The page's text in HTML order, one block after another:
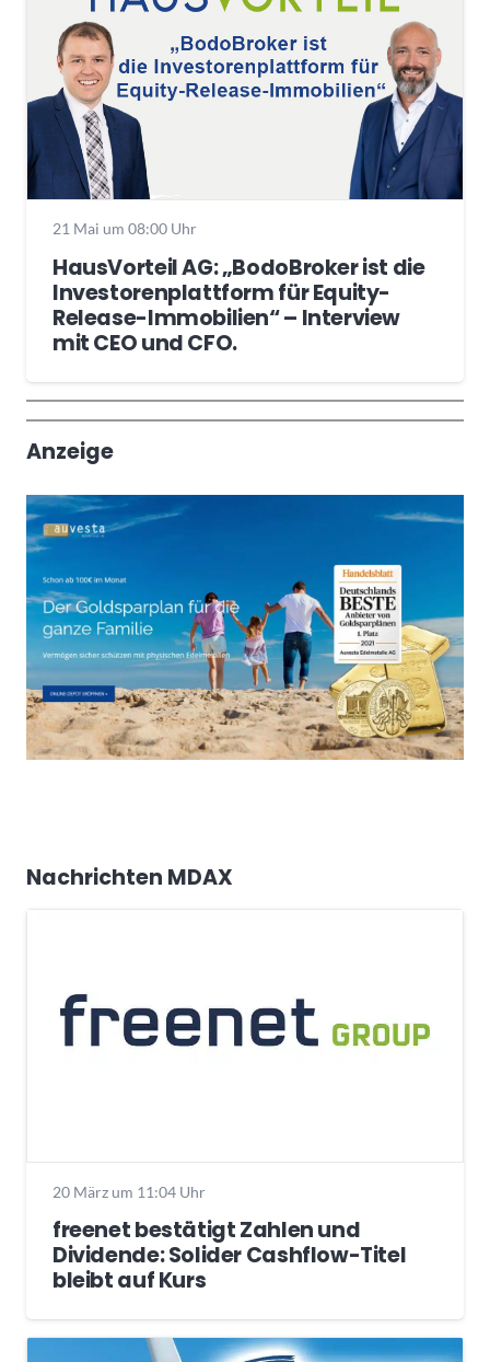
21 Mai um 08:00 Uhr
HausVorteil AG: „BodoBroker ist die
Investorenplattform für Equity-
Release-Immobilien“ – Interview
mit CEO und CFO.
Wochenrückblick
Trendthemen
Anzeige
Nachrichten MDAX
20 März um 11:04 Uhr
freenet bestätigt Zahlen und
Dividende: Solider Cashflow-Titel
bleibt auf Kurs